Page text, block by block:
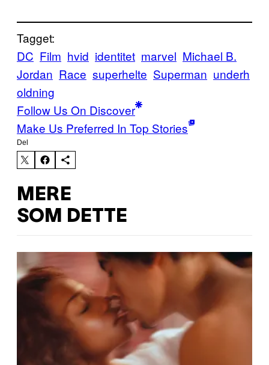
Tagget:
DC Film hvid identitet marvel Michael B.
Jordan Race superhelte Superman underh
oldning
Follow Us On Discover
Make Us Preferred In Top Stories
Del
MERE
SOM DETTE